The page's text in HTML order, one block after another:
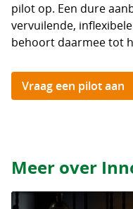
pilot op. Een dure
vervuilende,
behoort daarmee tot
Vraag een pilot aan
Meer over